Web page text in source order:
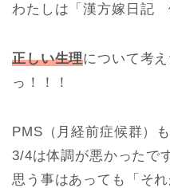
わたしは「漢方嫁日記
正しい生理について考
っ！！！
PMS（月経前症候群）
3/4は体調が悪かったで
思う事はあっても「そ